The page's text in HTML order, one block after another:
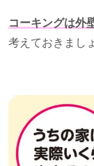
コーキングは外
考えておきまし